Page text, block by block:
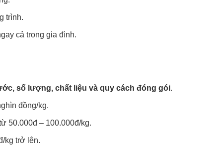
trình.
cả trong gia đình.
số lượng, chất liệu và quy cách đóng gói.
đồng/kg.
50.000đ – 100.000đ/kg.
kg trở lên.